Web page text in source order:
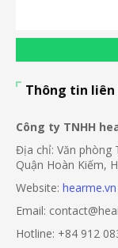
Thông tin liên
Công ty TNHH
Địa chỉ: Văn phòng
Quận Hoàn Kiếm,
Website: hearme.vn
Email:
Hotline: +84 912